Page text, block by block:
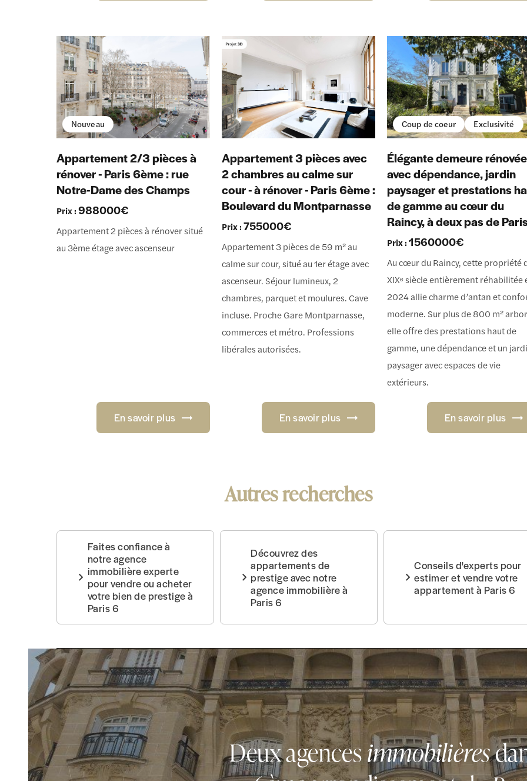
Nouveau
Appartement 2/3 pièces à
rénover - Paris 6ème : rue
Notre-Dame des Champs
Prix :988000€
Appartement 2 pièces à rénover situé
au 3ème étage avec ascenseur
En savoir plus
Appartement 3 pièces avec
2 chambres au calme sur
cour - à rénover - Paris 6ème :
Boulevard du Montparnasse
Prix :755000€
Appartement 3 pièces de 59 m² au
calme sur cour, situé au 1er étage avec
ascenseur. Séjour lumineux, 2
chambres, parquet et moulures. Cave
incluse. Proche Gare Montparnasse,
commerces et métro. Professions
libérales autorisées.
En savoir plus
Coup de coeur Exclusivité
Élégante demeure rénovée
avec dépendance, jardin
paysager et prestations
de gamme au cœur du
Raincy, à deux pas de
Prix :1560000€
Au cœur du Raincy, cette propriété
XIXᵉ siècle entièrement réhabilitée
2024 allie charme d’antan et
moderne. Sur plus de 800 m²
elle offre des prestations haut de
gamme, une dépendance et un
paysager avec espaces de vie
extérieurs.
En savoir plus
Autres recherches
Faites confiance à
notre agence
immobilière experte
pour vendre ou acheter
votre bien de prestige à
Paris 6
Découvrez des
appartements de
prestige avec notre
agence immobilière à
Paris 6
Conseils d'experts pour
estimer et vendre votre
appartement à Paris 6
Deuxagencesimmobilières